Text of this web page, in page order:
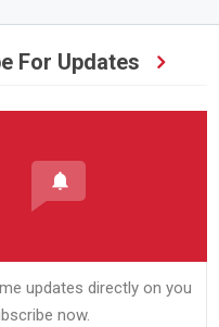
For Updates
updates directly on you
now.